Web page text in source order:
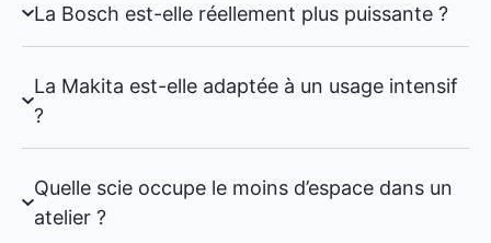
La Bosch est-elle réellement plus puissante ?
La Makita est-elle adaptée à un usage intensif
?
Quelle scie occupe le moins d’espace dans un
atelier ?